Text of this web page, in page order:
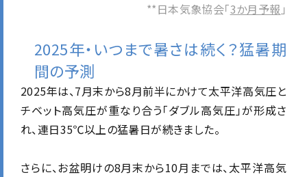
**日本気象協会「3か月予報 」
2025年・いつまで暑さは続く？猛暑期
間の予測
2025年は、7月末から8月前半にかけて太平洋高気圧と
チベット高気圧が重なり合う「ダブル高気圧」が形成さ
れ、連日35℃以上の猛暑日が続きました。
さらに、お盆明けの8月末から10月までは、太平洋高気